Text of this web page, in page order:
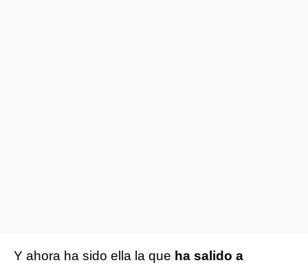
Y ahora ha sido ella la que ha salido a